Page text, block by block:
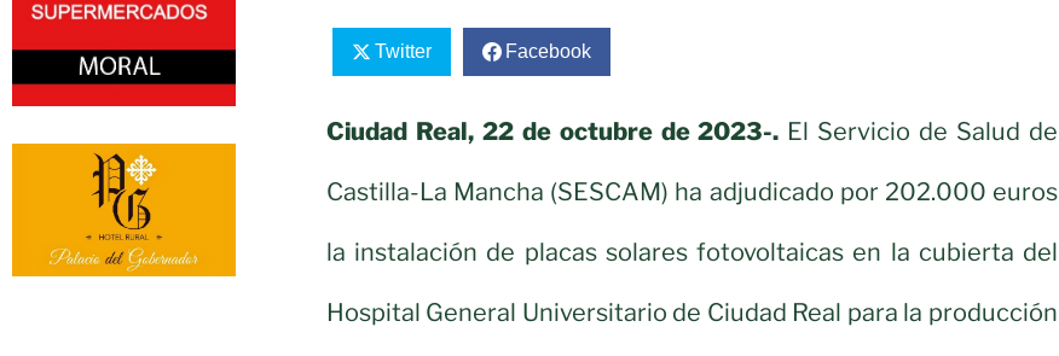
Twitter Facebook
Ciudad Real, 22 de octubre de 2023-. El Servicio de Salud de
Castilla-La Mancha (SESCAM) ha adjudicado por 202.000 euros
la instalación de placas solares fotovoltaicas en la cubierta del
Hospital General Universitario de Ciudad Real para la producción